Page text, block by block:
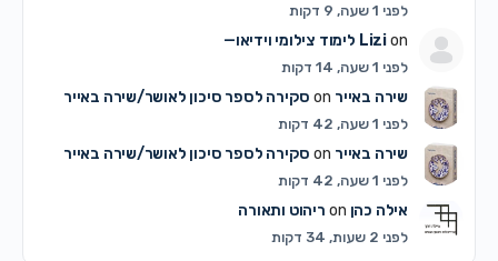
לפני 1 שעה, 9 דקות
Lizion לימוד צילומי וידיאו—
לפני 1 שעה, 14 דקות
שירה באייר סקירה לספר סיכון לאושר/שירה באייר
לפני 1 שעה, 42 דקות
שירה באייר סקירה לספר סיכון לאושר/שירה באייר
לפני 1 שעה, 42 דקות
אילה כהן ריהוט ותאורה
לפני 2 שעות, 34 דקות